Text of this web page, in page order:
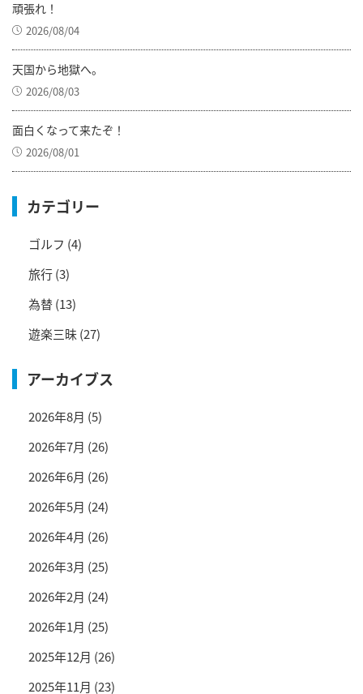
頑張れ！
2026/08/04
天国から地獄へ。
2026/08/03
面白くなって来たぞ！
2026/08/01
カテゴリー
ゴルフ (4)
旅行(3)
為替(13)
遊楽三昧(27)
アーカイブス
2026年8月 (5)
2026年7月 (26)
2026年6月 (26)
2026年5月 (24)
2026年4月 (26)
2026年3月 (25)
2026年2月 (24)
2026年1月 (25)
2025年12月 (26)
2025年11月 (23)